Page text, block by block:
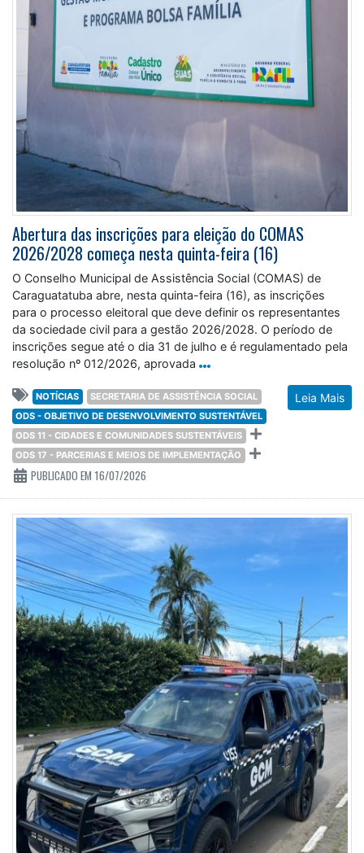
Abertura das inscrições para eleição do COMAS
2026/2028 começa nesta quinta-feira (16)
O Conselho Municipal de Assistência Social (COMAS) de
Caraguatatuba abre, nesta quinta-feira (16), as inscrições
para o processo eleitoral que deve definir os representantes
da sociedade civil para a gestão 2026/2028. O período de
inscrições segue até o dia 31 de julho e é regulamentado pela
resolução nº 012/2026, aprovada
Leia Mais
NOTÍCIAS
SECRETARIA DE ASSISTÊNCIA SOCIAL
ODS - OBJETIVO DE DESENVOLVIMENTO SUSTENTÁVEL
ODS 11 - CIDADES E COMUNIDADES SUSTENTÁVEIS
ODS 17 - PARCERIAS E MEIOS DE IMPLEMENTAÇÃO
PUBLICADO EM 16/07/2026